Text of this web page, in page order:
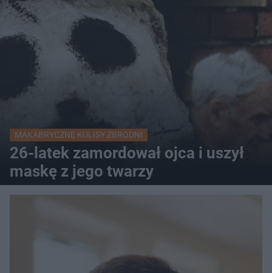
MAKABRYCZNE KULISY ZBRODNI
26-latek zamordował ojca i uszył
maskę z jego twarzy